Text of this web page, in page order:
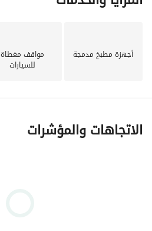
أجهزة مطبخ مدمجة مواقف مغطاة
للسيارات
الاتجاهات والمؤشرات